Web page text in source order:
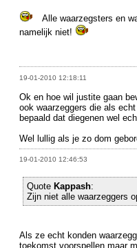
Alle waarzegsters en
namelijk niet!
19-01-2010 12:18:11
Ok en hoe wil justite gaan
ook waarzeggers die als
bepaald dat diegenen wel
Wel lullig als je zo dom
19-01-2010 12:46:53
Quote Kappash:
Zijn niet alle waarzeggers
Als ze echt konden
toekomst voorspellen maar